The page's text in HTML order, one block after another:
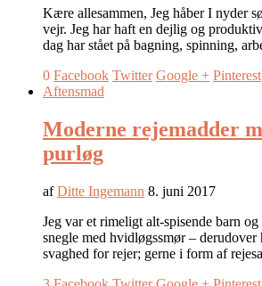
Kære allesammen, Jeg håber I nyder
vejr. Jeg har haft en dejlig og
dag har stået på bagning, spinning,
0 Facebook Twitter Google + Pinterest
Aftensmad
Moderne rejemadder
purløg
afDitte Ingemann 8. juni 2017
Jeg var et rimeligt alt-spisende barn
snegle med hvidløgssmør – derudover
svaghed for rejer; gerne i form af